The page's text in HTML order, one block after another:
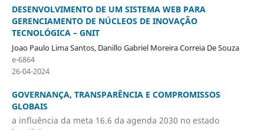
DESENVOLVIMENTO DE UM SISTEMA WEB PARA
GERENCIAMENTO DE NÚCLEOS DE INOVAÇÃO
TECNOLÓGICA – GNIT
Joao Paulo Lima Santos, Danillo Gabriel Moreira Correia De Souza
e-6864
26-04-2024
GOVERNANÇA, TRANSPARÊNCIA E COMPROMISSOS
GLOBAIS
a influência da meta 16.6 da agenda 2030 no estado